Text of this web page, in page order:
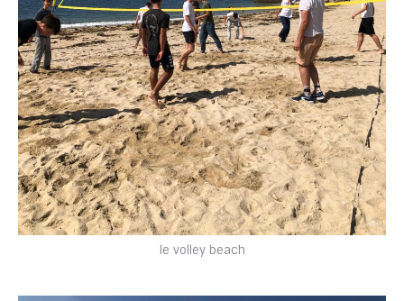
le volley beach